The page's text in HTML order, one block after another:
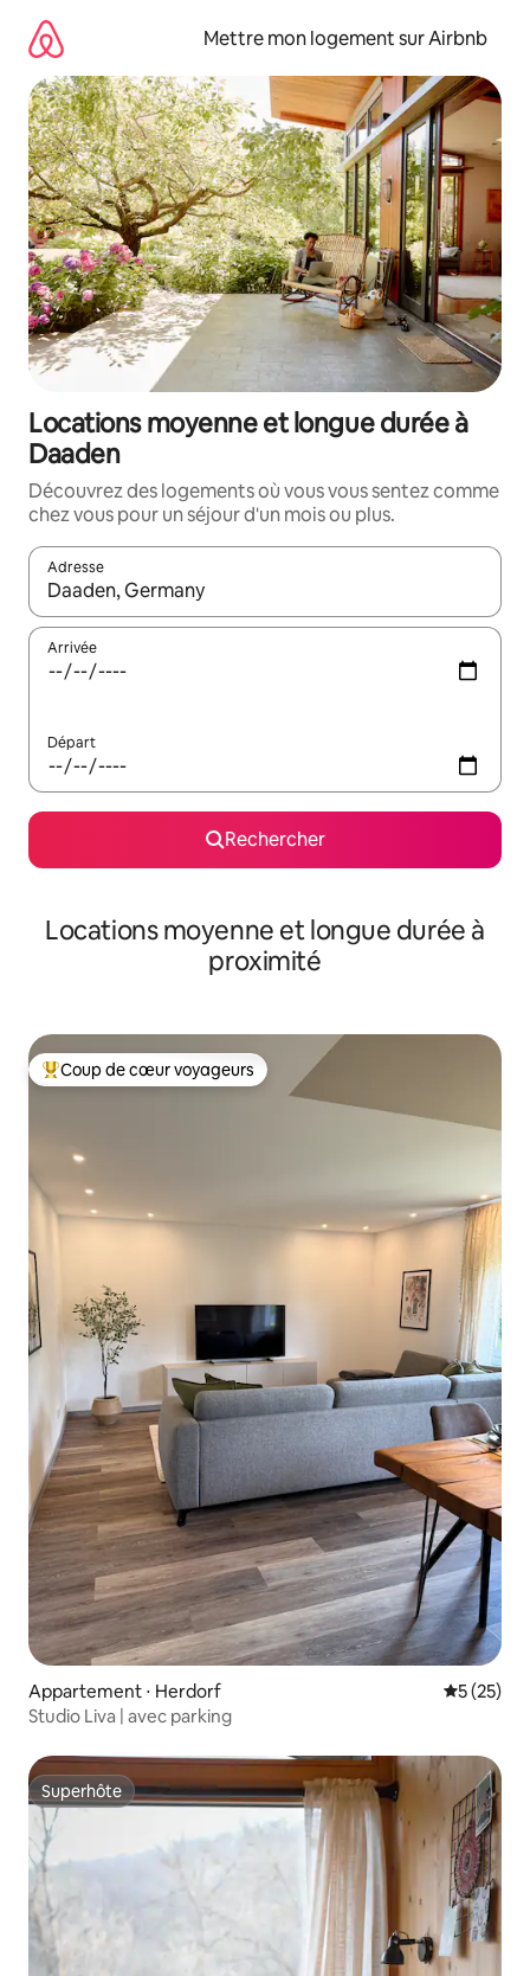
directement
contenu
Mettre mon logement sur Airbnb
Locations moyenne et longue durée à
Daaden
Découvrez des logements où vous vous sentez comme
chez vous pour un séjour d'un mois ou plus.
Adresse
Lorsque les résultats s'affichent, utilisez les flèches vers le
Arrivée
Départ
Rechercher
Locations moyenne et longue durée à
proximité
Coups de cœur voyageurs les plus appréciés
Coup de cœur voyageurs
Appartement ⋅ Herdorf
5 (25)
Studio Liva | avec parking
Superhôte
Superhôte